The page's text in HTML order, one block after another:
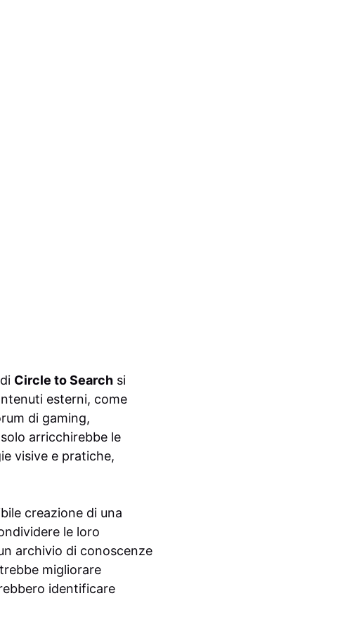
Circle to Search si
esterni, come
di gaming,
arricchirebbe le
visive e pratiche,
creazione di una
le loro
archivio di conoscenze
migliorare
identificare